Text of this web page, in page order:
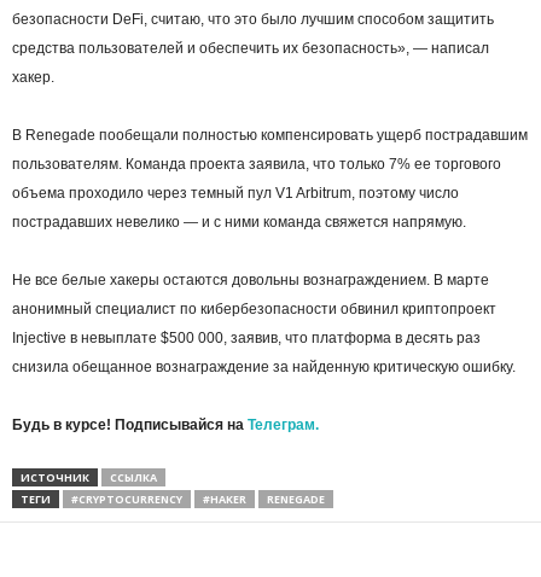
безопасности DeFi, считаю, что это было лучшим способом защитить
средства пользователей и обеспечить их безопасность», — написал
хакер.
В Renegade пообещали полностью компенсировать ущерб пострадавшим
пользователям. Команда проекта заявила, что только 7% ее торгового
объема проходило через темный пул V1 Arbitrum, поэтому число
пострадавших невелико — и с ними команда свяжется напрямую.
Не все белые хакеры остаются довольны вознаграждением. В марте
анонимный специалист по кибербезопасности обвинил криптопроект
Injective в невыплате $500 000, заявив, что платформа в десять раз
снизила обещанное вознаграждение за найденную критическую ошибку.
Будь в курсе! Подписывайся на Телеграм.
ИСТОЧНИК
ССЫЛКА
ТЕГИ
#CRYPTOCURRENCY #HAKER RENEGADE